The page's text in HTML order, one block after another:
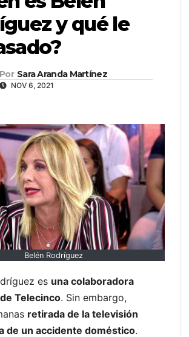
y qué le
Por Sara Aranda Martínez
NOV 6, 2021
Belén Rodríguez
es una colaboradora
Telecinco. Sin embargo,
retirada de la televisión
de un accidente doméstico.